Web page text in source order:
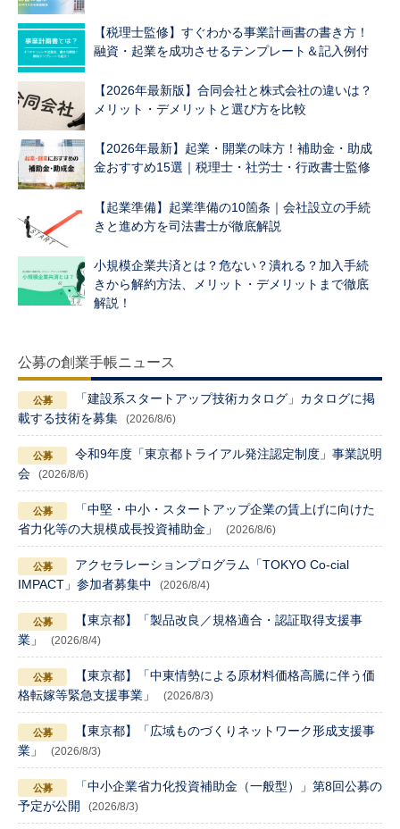
【税理士監修】すぐわかる事業計画書の書き方！
融資・起業を成功させるテンプレート＆記入例付
【2026年最新版】合同会社と株式会社の違いは？
メリット・デメリットと選び方を比較
【2026年最新】起業・開業の味方！補助金・助成
金おすすめ15選｜税理士・社労士・行政書士監修
【起業準備】起業準備の10箇条｜会社設立の手続
きと進め方を司法書士が徹底解説
小規模企業共済とは？危ない？潰れる？加入手続
きから解約方法、メリット・デメリットまで徹底
解説！
公募の創業手帳ニュース
「建設系スタートアップ技術カタログ」カタログに掲
載する技術を募集
(2026/8/6)
令和9年度「東京都トライアル発注認定制度」事業説明
会
(2026/8/6)
「中堅・中小・スタートアップ企業の賃上げに向けた
省力化等の大規模成長投資補助金」
(2026/8/6)
アクセラレーションプログラム「TOKYO Co-cial
IMPACT」参加者募集中
(2026/8/4)
【東京都】「製品改良／規格適合・認証取得支援事
業」
(2026/8/4)
【東京都】「中東情勢による原材料価格高騰に伴う価
格転嫁等緊急支援事業」
(2026/8/3)
【東京都】「広域ものづくりネットワーク形成支援事
業」
(2026/8/3)
「中小企業省力化投資補助金（一般型）」第8回公募の
予定が公開
(2026/8/3)